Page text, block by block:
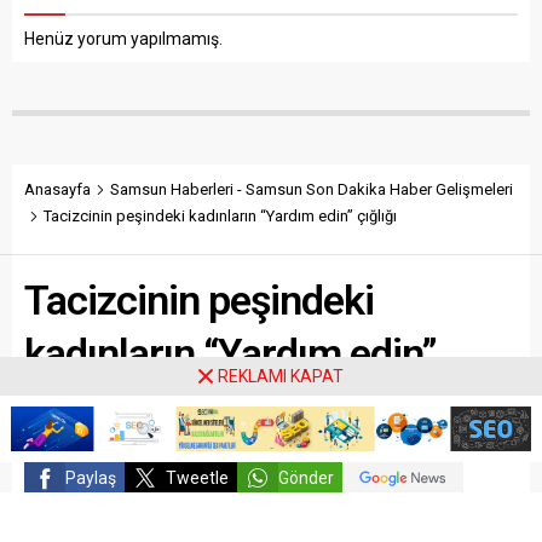
sonra ilk müdahalesinin
Henüz yorum yapılmamış.
Anasayfa
Samsun Haberleri - Samsun Son Dakika Haber Gelişmeleri
Tacizcinin peşindeki kadınların “Yardım edin” çığlığı
Tacizcinin peşindeki
kadınların “Yardım edin”
çığlığı
Paylaş Tweetle Gönder
REKLAMI KAPAT